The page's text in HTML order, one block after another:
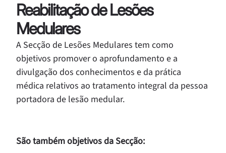
Reabilitação de Lesões
Medulares
A Secção de Lesões Medulares tem como
objetivos promover o aprofundamento e a
divulgação dos conhecimentos e da prática
médica relativos ao tratamento integral da pessoa
portadora de lesão medular.
São também objetivos da Secção: